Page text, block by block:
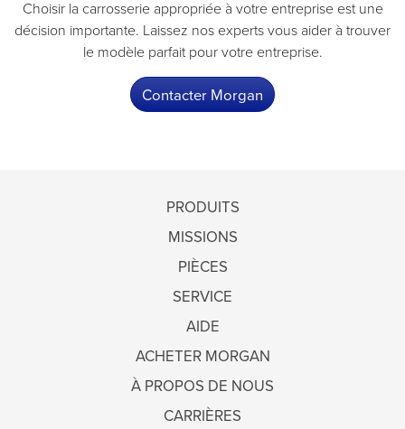
Choisir la carrosserie appropriée à votre entreprise est une
décision importante. Laissez nos experts vous aider à trouver
le modèle parfait pour votre entreprise.
Contacter Morgan
PRODUITS
MISSIONS
PIÈCES
SERVICE
AIDE
ACHETER MORGAN
À PROPOS DE NOUS
CARRIÈRES